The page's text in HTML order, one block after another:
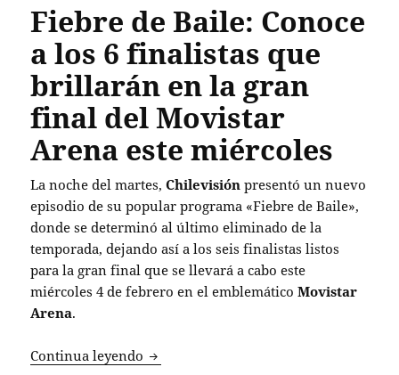
Fiebre de Baile: Conoce
a los 6 finalistas que
brillarán en la gran
final del Movistar
Arena este miércoles
La noche del martes,Chilevisión presentó un nuevo
episodio de su popular programa «Fiebre de Baile»,
donde se determinó al último eliminado de la
temporada, dejando así a los seis finalistas listos
para la gran final que se llevará a cabo este
miércoles 4 de febrero en el emblemáticoMovistar
Arena.
Continua leyendo Fiebre de Baile: Conoce a los 6